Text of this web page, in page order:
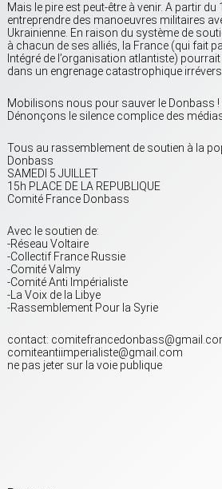
Mais le pire est peut-être à venir. A partir du
entreprendre des manoeuvres militaires
Ukrainienne. En raison du système de
à chacun de ses alliés, la France (qui fait
Intégré de l’organisation atlantiste)
dans un engrenage catastrophique
Mobilisons nous pour sauver le Donbass !
Dénonçons le silence complice des
Tous au rassemblement de soutien à la
Donbass
SAMEDI 5 JUILLET
15h PLACE DE LA REPUBLIQUE
Comité France Donbass
Avec le soutien de:
-Réseau Voltaire
-Collectif France Russie
-Comité Valmy
-Comité Anti Impérialiste
-La Voix de la Libye
-Rassemblement Pour la Syrie
contact:
comiteantiimperialiste@gmail.com
ne pas jeter sur la voie publique